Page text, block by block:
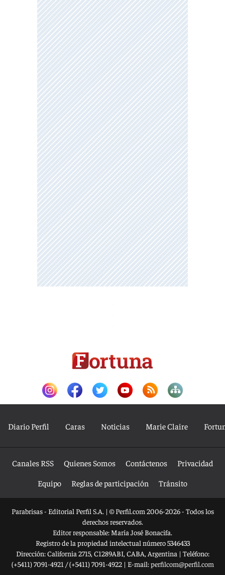
Diario Perfil Caras Noticias Marie Claire
Canales RSS Quienes Somos Contáctenos
Privacidad
Equipo
Reglas de participación Tránsito
Parabrisas - Editorial Perfil S.A. | © Perfil.com 2006-2026 - Todos los
derechos reservados.
Editor responsable: María José Bonacifa.
Registro de la propiedad intelectual número 5346433
Dirección:California 2715, C1289ABI, CABA, Argentina | Teléfono:
(+5411) 7091-4921 /(+5411) 7091-4922| E-mail:perfilcom@perfil.com